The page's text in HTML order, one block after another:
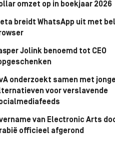
omzet op in boekjaar 2026
breidt WhatsApp uit met
Jolink benoemd tot CEO
onderzoekt samen met
voor verslavende
van Electronic Arts
officieel afgerond